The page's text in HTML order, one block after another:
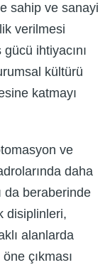
sahip ve sanayi
verilmesi
ihtiyacını
kültürü
katmayı
ve
daha
da beraberinde
disiplinleri,
alanlarda
çıkması